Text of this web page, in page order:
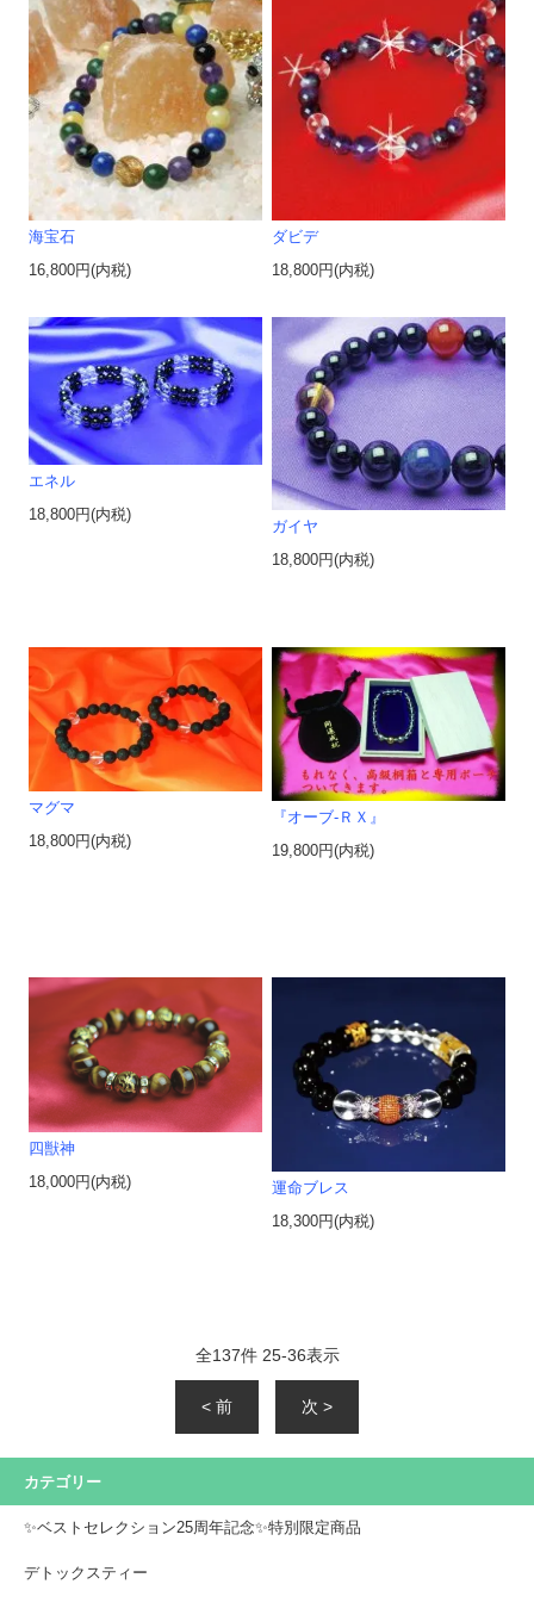
海宝石
16,800円(内税)
ダビデ
18,800円(内税)
エネル
18,800円(内税)
ガイヤ
18,800円(内税)
マグマ
18,800円(内税)
『オーブ-ＲＸ』
19,800円(内税)
四獣神
18,000円(内税)
運命ブレス
18,300円(内税)
全137件 25-36表示
< 前 次 >
カテゴリー
✨ベストセレクション25周年記念✨特別限定商品
デトックスティー